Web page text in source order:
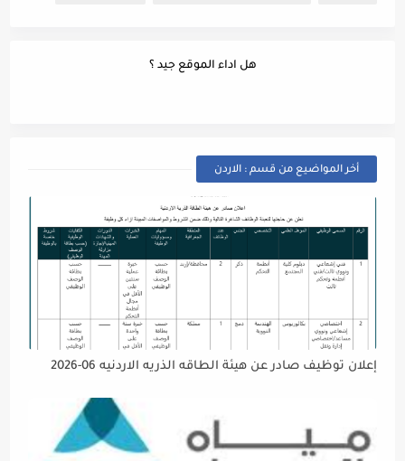
هل اداء الموقع جيد ؟
أخر المواضيع من قسم : الاردن
إعلان توظيف صادر عن هيئة الطاقه الذريه الاردنيه 06-2026